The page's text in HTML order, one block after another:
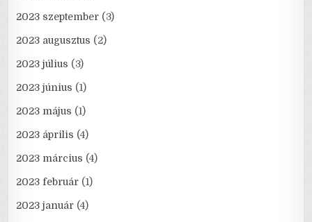
2023 szeptember (3)
2023 augusztus (2)
2023 július (3)
2023 június (1)
2023 május (1)
2023 április (4)
2023 március (4)
2023 február (1)
2023 január (4)